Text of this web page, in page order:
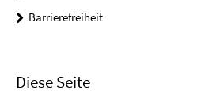
Barrierefreiheit
Diese Seite